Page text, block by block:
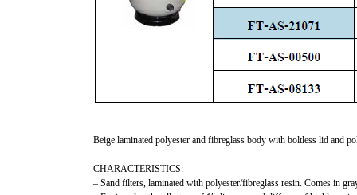
Beige laminated polyester and fibreglass body with boltless lid and
CHARACTERISTICS:
– Sand filters, laminated with polyester/fibreglass resin. Comes in